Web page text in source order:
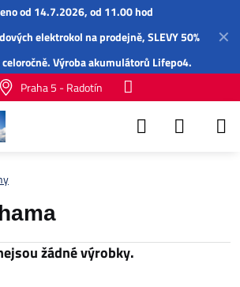
✕
od 14.7.2026, od 11.00 hod
elektrokol na prodejně, SLEVY 50%
celoročně.Výroba akumulátorů Lifepo4.
Praha 5 - Radotín